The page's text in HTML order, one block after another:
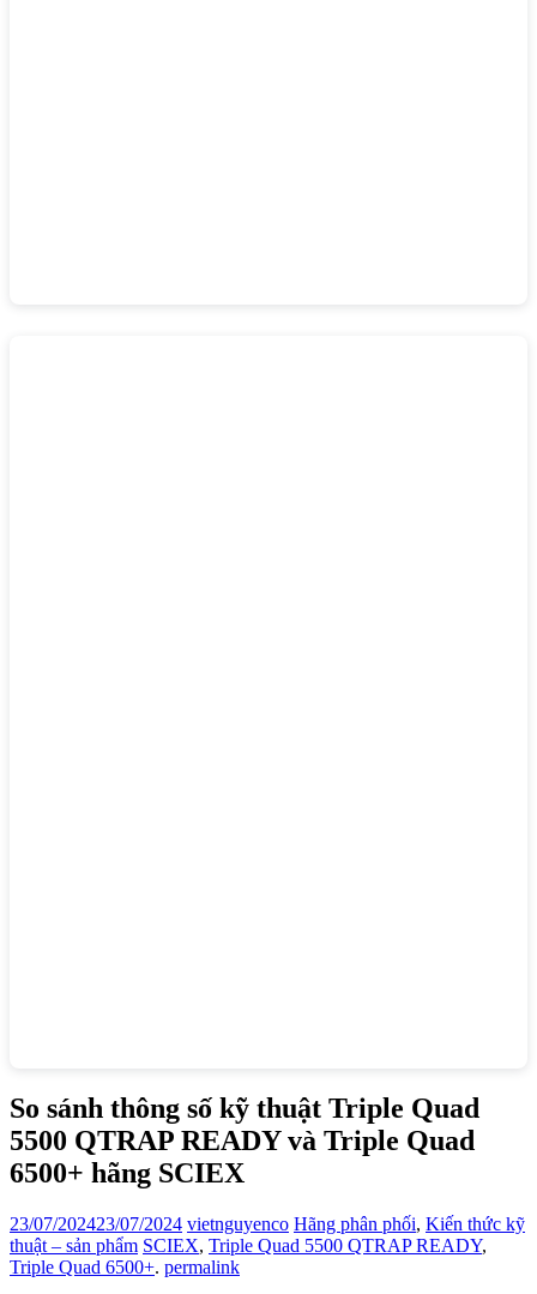
So sánh thông số kỹ thuật Triple Quad
5500 QTRAP READY và Triple Quad
6500+ hãng SCIEX
23/07/202423/07/2024 vietnguyenco Hãng phân phối, Kiến thức kỹ
thuật – sản phẩm SCIEX, Triple Quad 5500 QTRAP READY,
Triple Quad 6500+. permalink